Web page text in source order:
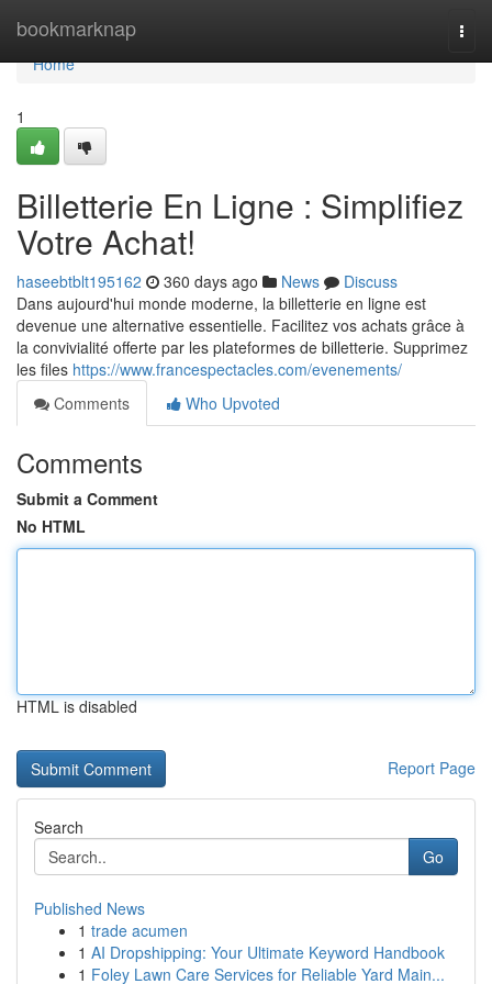
bookmarknap
Home
Home
1
Billetterie En Ligne : Simplifiez
Votre Achat!
haseebtblt195162 360 days ago News
Discuss
Dans aujourd'hui monde moderne, la billetterie en ligne est
devenue une alternative essentielle. Facilitez vos achats grâce à
la convivialité offerte par les plateformes de billetterie. Supprimez
les files https://www.francespectacles.com/evenements/
Comments
Who Upvoted
Comments
Submit a Comment
No HTML
HTML is disabled
Report Page
Search
Go
Published News
1 trade acumen
1 AI Dropshipping: Your Ultimate Keyword Handbook
1 Foley Lawn Care Services for Reliable Yard Main...